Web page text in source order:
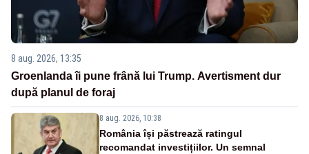
8 aug. 2026, 13:35
Groenlanda îi pune frână lui Trump. Avertisment dur
după planul de foraj
8 aug. 2026, 10:38
România își păstrează ratingul
recomandat investițiilor. Un semnal